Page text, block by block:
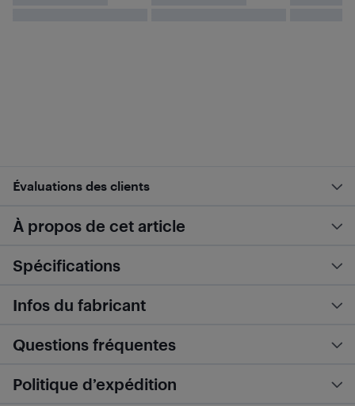
Évaluations des clients
À propos de cet article
Spécifications
Infos du fabricant
Questions fréquentes
Politique d’expédition